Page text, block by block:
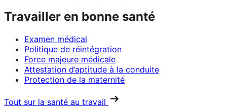
Travailler en bonne santé
Examen médical
Politique de réintégration
Force majeure médicale
Attestation d’aptitude à la conduite
Protection de la maternité
Tout sur la santé au travail